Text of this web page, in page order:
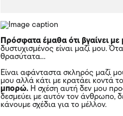
Πρόσφατα έμαθα ότι βγαίνει με
δυστυχισμένος είναι μαζί μου.
θρασύτατα…
Είναι αφάνταστα σκληρός μαζί
μου αλλά κάτι με κρατάει κοντά
μπορώ. Η σχέση αυτή δεν μου
δεσμεύει με αυτόν τον άνθρωπο,
κάνουμε σχέδια για το μέλλον.